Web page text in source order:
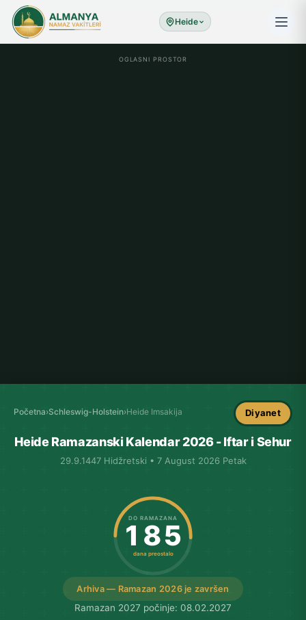
Heide
OGLASNI PROSTOR
Početna›Schleswig-Holstein›Heide Imsakija Diyanet
Heide Ramazanski Kalendar 2026 - Iftar i Sehur
29.9.1447 Hidžretski • 7 August 2026 Petak
Arhiva — Ramazan 2026 je završen
DO RAMAZANA
185
dana preostalo
Ramazan 2027 počinje: 08.02.2027